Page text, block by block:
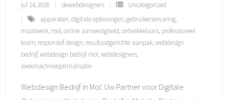
jul 14, 2026 dewebdesigners
Uncategorized
apparaten,digitale oplossingen,gebruikerservaring,
maatwerk, mol,online aanwezigheid,ontwikkelaars, professioneel
team, responsief design, resultaatgerichte aanpak,webdesign
bedrijf,webdesign bedrijf mol,webdesigners,
zoekmachineoptimalisatie
Webdesign Bedrijf in Mol: Uw Partner voor Digitale